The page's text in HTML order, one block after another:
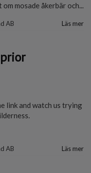
mosade åkerbär och...
AB Läs mer
link and watch us trying
AB Läs mer